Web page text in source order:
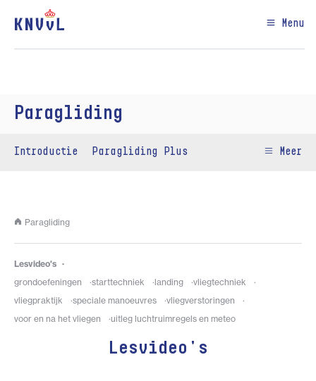
Menu
Paragliding
Introductie Paragliding Plus Meer
Paragliding
Lesvideo's
grondoefeningen
starttechniek landing
vliegtechniek
vliegpraktijk
speciale manoeuvres
vliegverstoringen
voor en na het vliegen
uitleg luchtruimregels en meteo
Lesvideo's